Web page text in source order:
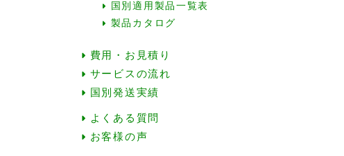
国別適用製品一覧表
製品カタログ
費用・お見積り
サービスの流れ
国別発送実績
よくある質問
お客様の声